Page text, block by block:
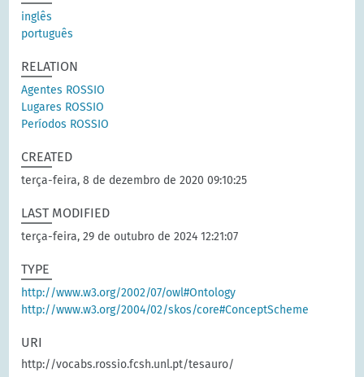
inglês
português
RELATION
Agentes ROSSIO
Lugares ROSSIO
Períodos ROSSIO
CREATED
terça-feira, 8 de dezembro de 2020 09:10:25
LAST MODIFIED
terça-feira, 29 de outubro de 2024 12:21:07
TYPE
http://www.w3.org/2002/07/owl#Ontology
http://www.w3.org/2004/02/skos/core#ConceptScheme
URI
http://vocabs.rossio.fcsh.unl.pt/tesauro/